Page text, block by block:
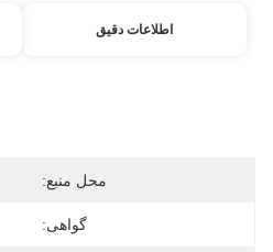
اطلاعات دقیق
محل منبع:
گواهی: